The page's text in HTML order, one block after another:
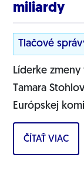
miliardy
Tlačové
Líderke
Tamara
Európskej
tajomník MŽP
jednoznačne...
ČÍTAŤ VIAC